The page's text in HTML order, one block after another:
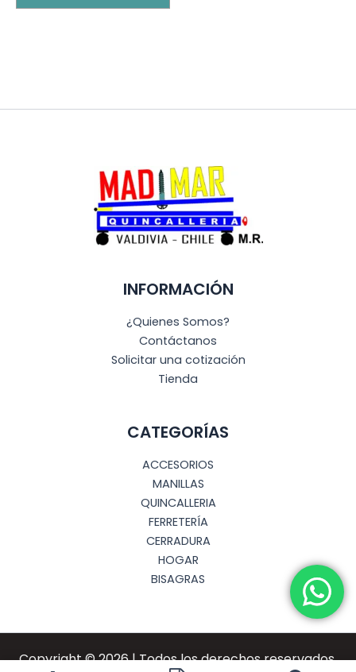
INFORMACIÓN
¿Quienes Somos?
Contáctanos
Solicitar una cotización
Tienda
CATEGORÍAS
ACCESORIOS
MANILLAS
QUINCALLERIA
FERRETERÍA
CERRADURA
HOGAR
BISAGRAS
Copyright © 2026 | Todos los derechos reservados.